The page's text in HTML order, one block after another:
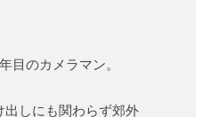
目のカメラマン。
しにも関わらず郊外